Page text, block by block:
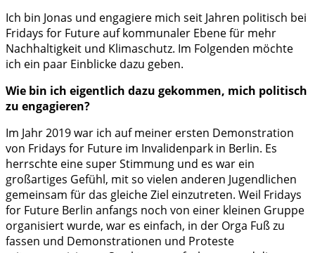
Ich bin Jonas und engagiere mich seit Jahren politisch bei
Fridays for Future auf kommunaler Ebene für mehr
Nachhaltigkeit und Klimaschutz. Im Folgenden möchte
ich ein paar Einblicke dazu geben.
Wie bin ich eigentlich dazu gekommen, mich politisch
zu engagieren?
Im Jahr 2019 war ich auf meiner ersten Demonstration
von Fridays for Future im Invalidenpark in Berlin. Es
herrschte eine super Stimmung und es war ein
großartiges Gefühl, mit so vielen anderen Jugendlichen
gemeinsam für das gleiche Ziel einzutreten. Weil Fridays
for Future Berlin anfangs noch von einer kleinen Gruppe
organisiert wurde, war es einfach, in der Orga Fuß zu
fassen und Demonstrationen und Proteste